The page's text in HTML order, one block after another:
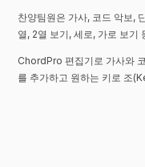
찬양팀원은 가사, 코드 악보,
열, 2열 보기, 세로, 가로 보기
ChordPro 편집기로 가사와
를 추가하고 원하는 키로 조